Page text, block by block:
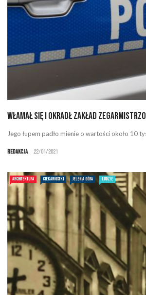
Włamał się i okradł zakład
Jego łupem padło mienie o wartości około 10
Redakcja 22/01/2021
ARCHITEKTURA CIEKAWOSTKI JELENIA GÓRA LUDZIE